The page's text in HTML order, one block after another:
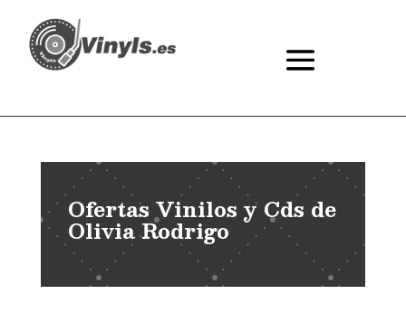
Ofertas Vinilos y Cds de
Olivia Rodrigo